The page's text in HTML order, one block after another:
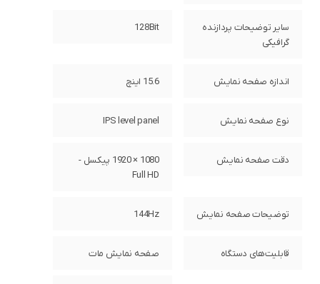
سایر توضیحات پردازنده
گرافیکی
128Bit
اندازه صفحه نمایش 15.6 اینچ
نوع صفحه نمایش IPS level panel
دقت صفحه نمایش
1080 × 1920 پیکسل -
Full HD
توضیحات صفحه نمایش 144Hz
قابلیت‌های دستگاه صفحه نمایش مات